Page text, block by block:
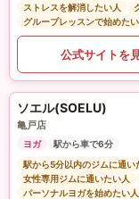
ストレスを解消したい人
グループレッスンで始めた
公式サイトを
ソエル(SOELU)
亀戸店
ヨガ
駅から車で6分
駅から5分以内のジムに通い
女性専用ジムに通いたい人
パーソナルヨガを始めたい人